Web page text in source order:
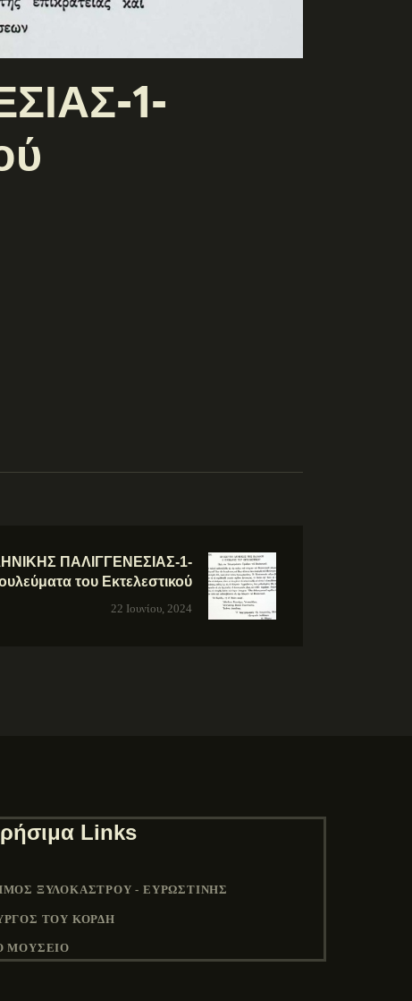
1-
ΠΑΛΙΓΓΕΝΕΣΙΑΣ-1-
του Εκτελεστικού
22 Ιουνίου, 2024
Links
ΞΥΛΟΚΆΣΤΡΟΥ - ΕΥΡΩΣΤΊΝΗΣ
ΤΟΥ ΚΟΡΔΉ
ΜΟΥΣΕΙΟ